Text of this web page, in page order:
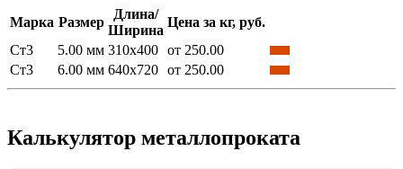
Марка Размер
Длина/
Ширина
Цена за кг, руб.
Ст3
5.00 мм 310х400 от 250.00
Ст3
6.00 мм 640х720 от 250.00
Калькулятор металлопроката